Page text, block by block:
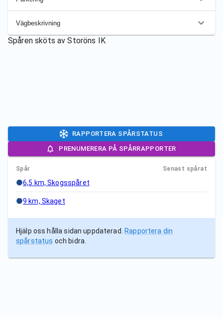
Vägbeskrivning
Spåren sköts av Storöns IK
RAPPORTERA SPÅRSTATUS
PRENUMERERA PÅ SPÅRRAPPORTER
Spår Senast spårat
6,5 km, Skogsspåret
9 km, Skaget
Hjälp oss hålla sidan uppdaterad.
Rapportera din
spårstatus och bidra.